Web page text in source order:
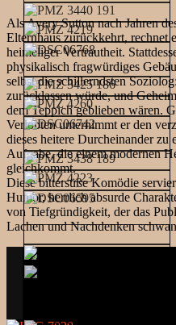
Als Avery Sutton nach Jahren
Elternhaus zurückkehrt, rechnet
heimeliger Vertrautheit.
physikalisch fragwürdiges
selbst die schillerndsten
zurücklassen würde, und
dem Teppich geblieben wären.
Verlobten unternimmt er den
dieses heitere Durcheinander zu
Aufgabe, die einem modernen
gleichkommt.
Diese bittersüße Komödie
Humor, herrlich absurde
von Tiefgründigkeit, der das
Lachen und Nachdenken